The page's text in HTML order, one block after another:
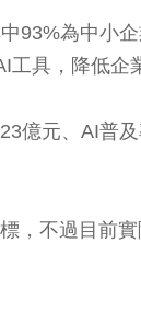
93%為中小
具，降低企
億元、AI普
，不過目前